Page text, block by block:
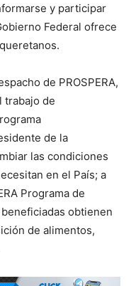
y participar
Federal ofrece
de PROSPERA,
trabajo de
de la
las condiciones
en el País; a
Programa de
obtienen
de alimentos,